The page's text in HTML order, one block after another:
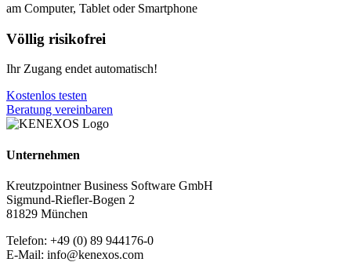
am Computer, Tablet oder Smartphone
Völlig risikofrei
Ihr Zugang endet automatisch!
Kostenlos testen
Beratung vereinbaren
Unternehmen
Kreutzpointner Business Software GmbH
Sigmund-Riefler-Bogen 2
81829 München
Telefon: +49 (0) 89 944176-0
E-Mail: info@kenexos.com